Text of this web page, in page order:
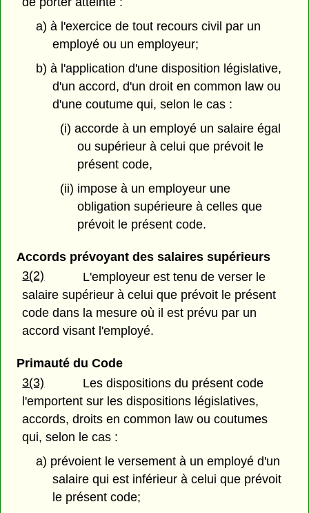
a) à l'exercice de tout recours civil par un
employé ou un employeur;
b) à l'application d'une disposition législative,
d'un accord, d'un droit en common law ou
d'une coutume qui, selon le cas :
(i) accorde à un employé un salaire égal
ou supérieur à celui que prévoit le
présent code,
(ii) impose à un employeur une
obligation supérieure à celles que
prévoit le présent code.
Accords prévoyant des salaires supérieurs
3(2)
L'employeur est tenu de verser le
salaire supérieur à celui que prévoit le présent
code dans la mesure où il est prévu par un
accord visant l'employé.
Primauté du Code
3(3)
Les dispositions du présent code
l'emportent sur les dispositions législatives,
accords, droits en common law ou coutumes
qui, selon le cas :
a) prévoient le versement à un employé d'un
salaire qui est inférieur à celui que prévoit
le présent code;